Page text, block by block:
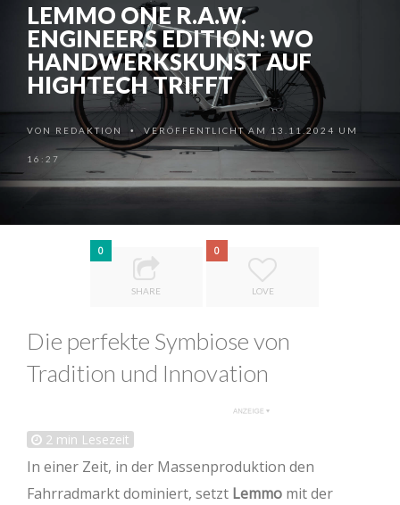
LEMMO ONE R.A.W.
ENGINEERS EDITION: WO
HANDWERKSKUNST AUF
HIGHTECH TRIFFT
VON REDAKTION • VERÖFFENTLICHT AM 13.11.2024 UM
16:27
0
SHARE
0
LOVE
Die perfekte Symbiose von
Tradition und Innovation
2 min Lesezeit
In einer Zeit, in der Massenproduktion den
Fahrradmarkt dominiert, setzt Lemmo mit der